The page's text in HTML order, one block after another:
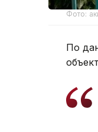
Фото:
По